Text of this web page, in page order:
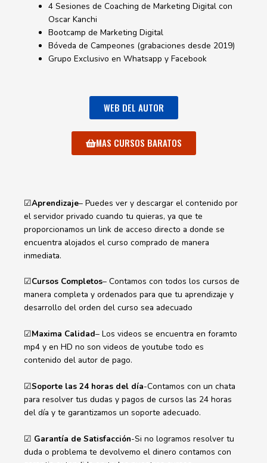
4 Sesiones de Coaching de Marketing Digital con
Oscar Kanchi
Bootcamp de Marketing Digital
Bóveda de Campeones (grabaciones desde 2019)
Grupo Exclusivo en Whatsapp y Facebook
WEB DEL AUTOR
MAS CURSOS BARATOS
☑Aprendizaje– Puedes ver y descargar el contenido por
el servidor privado cuando tu quieras, ya que te
proporcionamos un link de acceso directo a donde se
encuentra alojados el curso comprado de manera
inmediata.
☑Cursos Completos– Contamos con todos los cursos de
manera completa y ordenados para que tu aprendizaje y
desarrollo del orden del curso sea adecuado
☑Maxima Calidad– Los videos se encuentra en foramto
mp4 y en HD no son videos de youtube todo es
contenido del autor de pago.
☑Soporte las 24 horas del día-Contamos con un chata
para resolver tus dudas y pagos de cursos las 24 horas
del día y te garantizamos un soporte adecuado.
☑ Garantía de Satisfacción-Si no logramos resolver tu
duda o problema te devolvemo el dinero contamos con